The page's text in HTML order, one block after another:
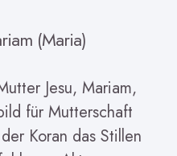
(Maria)
Jesu, Mariam,
für Mutterschaft
Koran das Stillen